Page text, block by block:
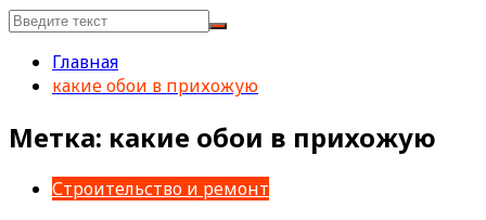
Главная
какие обои в прихожую
Метка: какие обои в прихожую
Строительство и ремонт